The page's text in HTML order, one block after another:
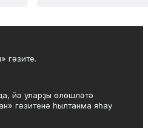
гәзите.
йә уларҙы өлөшләтә
гәзитенә һылтанма яһау